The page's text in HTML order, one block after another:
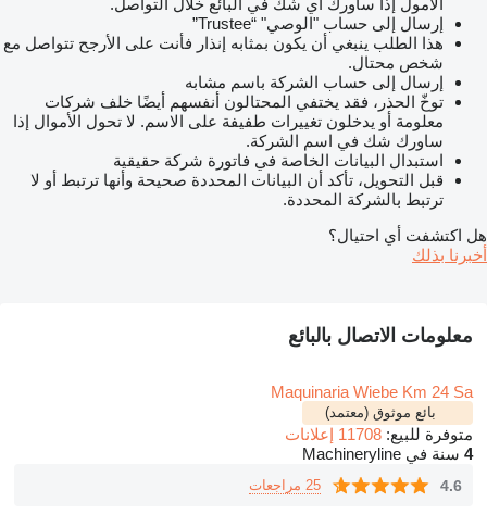
الأمول إذا ساورك أي شك في البائع خلال التواصل.
إرسال إلى حساب "الوصي" “Trustee”
هذا الطلب ينبغي أن يكون بمثابه إنذار فأنت على الأرجح تتواصل مع
شخص محتال.
إرسال إلى حساب الشركة باسم مشابه
توخّ الحذر، فقد يختفي المحتالون أنفسهم أيضًا خلف شركات
معلومة أو يدخلون تغييرات طفيفة على الاسم. لا تحول الأموال إذا
ساورك شك في اسم الشركة.
استبدال البيانات الخاصة في فاتورة شركة حقيقية
قبل التحويل، تأكد أن البيانات المحددة صحيحة وأنها ترتبط أو لا
ترتبط بالشركة المحددة.
هل اكتشفت أي احتيال؟
أخبرنا بذلك
معلومات الاتصال بالبائع
Maquinaria Wiebe Km 24 Sa
بائع موثوق (معتمد)
متوفرة للبيع: 11708 إعلانات
4 سنة في Machineryline
4.6 25 مراجعات